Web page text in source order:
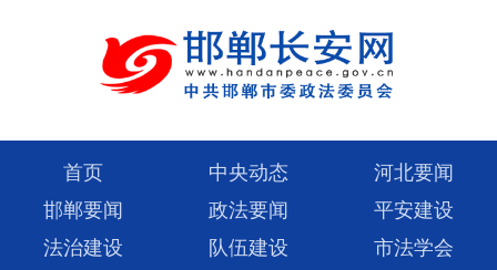
首页 中央动态
河北要闻
邯郸要闻
政法要闻
平安建设
法治建设
队伍建设
市法学会